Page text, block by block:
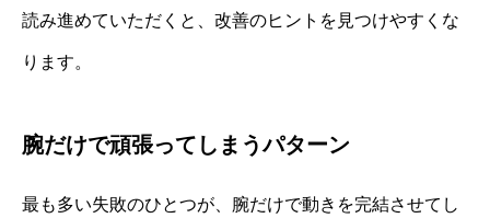
読み進めていただくと、改善のヒントを見つけやすくな
ります。
腕だけで頑張ってしまうパターン
最も多い失敗のひとつが、腕だけで動きを完結させてし